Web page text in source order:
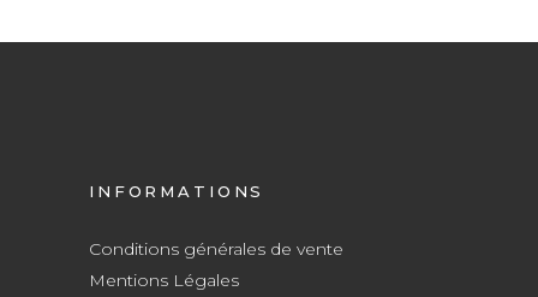
INFORMATIONS
Conditions générales de vente
Mentions Légales